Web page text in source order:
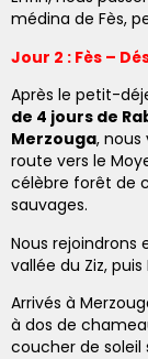
médina de Fès,
Jour 2 : Fès –
Après le petit-
de 4 jours de
Merzouga, nous
route vers le
célèbre forêt de
sauvages.
Nous rejoindrons ensuite Midelt en traversant la magnifique
vallée du Ziz, puis
Arrivés à Merzouga, nous nous préparerons pour une balade
à dos de
coucher de soleil